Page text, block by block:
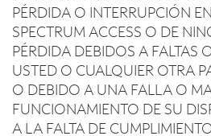
PÉRDIDA O INTERRUPCIÓN
SPECTRUM ACCESS O DE
PÉRDIDA DEBIDOS A FALTAS
USTED O CUALQUIER OTRA
O DEBIDO A UNA FALLA O
FUNCIONAMIENTO DE SU
A LA FALTA DE